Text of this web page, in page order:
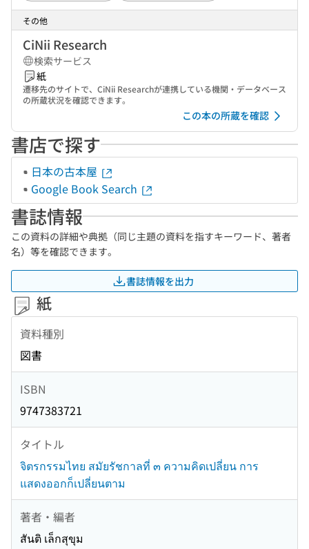
その他
CiNii Research
検索サービス
紙
遷移先のサイトで、CiNii Researchが連携している機関・データベース
の所蔵状況を確認できます。
この本の所蔵を確認
書店で探す
日本の古本屋
Google Book Search
書誌情報
この資料の詳細や典拠（同じ主題の資料を指すキーワード、著者
名）等を確認できます。
書誌情報を出力
紙
資料種別
図書
ISBN
9747383721
タイトル
จิตรกรรมไทย สมัยรัชกาลที่ ๓ ความคิดเปลี่ยน การ
แสดงออกก็เปลี่ยนตาม
著者・編者
สันติ เล็กสุขุม